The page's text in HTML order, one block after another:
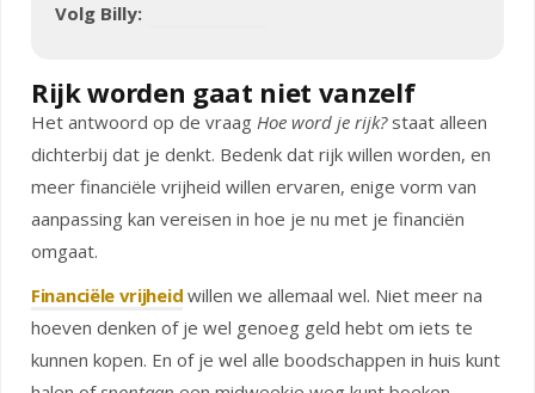
Volg Billy:
Rijk worden gaat niet vanzelf
Het antwoord op de vraag Hoe word je rijk?staat alleen
dichterbij dat je denkt. Bedenk dat rijk willen worden, en
meer financiële vrijheid willen ervaren, enige vorm van
aanpassing kan vereisen in hoe je nu met je financiën
omgaat.
Financiële vrijheid willen we allemaal wel. Niet meer na
hoeven denken of je wel genoeg geld hebt om iets te
kunnen kopen. En of je wel alle boodschappen in huis kunt